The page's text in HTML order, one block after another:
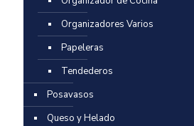
Organizadores Varios
Papeleras
Tendederos
Posavasos
Queso y Helado